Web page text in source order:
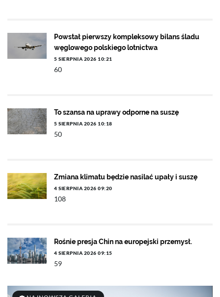
Powstał pierwszy kompleksowy bilans śladu
węglowego polskiego lotnictwa
5 SIERPNIA 2026 10:21
60
To szansa na uprawy odporne na suszę
5 SIERPNIA 2026 10:18
50
Zmiana klimatu będzie nasilać upały i suszę
4 SIERPNIA 2026 09:20
108
Rośnie presja Chin na europejski przemysł.
4 SIERPNIA 2026 09:15
59